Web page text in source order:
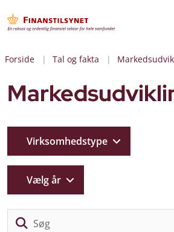
Forside Tal og fakta
Virksomhedstype
Vælg år